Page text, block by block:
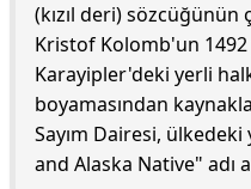
(kızıl deri)
Kristof Kolomb'un 1492
Karayipler'deki yerli
boyamasından
Sayım Dairesi,
and Alaska Native" adı